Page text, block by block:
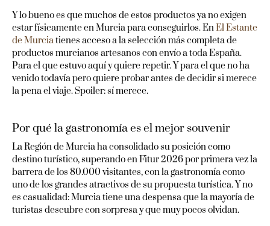
Y lo bueno es que muchos de estos productos ya no exigen
estar físicamente en Murcia para conseguirlos. EnEl Estante
de Murciatienes acceso a la selección más completa de
productos murcianos artesanos con envío a toda España.
Para el que estuvo aquí y quiere repetir. Y para el que no ha
venido todavía pero quiere probar antes de decidir si merece
la pena el viaje. Spoiler: sí merece.
Por qué la gastronomía es el mejor souvenir
La Región de Murcia ha consolidado su posición como
destino turístico, superando en Fitur 2026 por primera vez la
barrera de los 80.000 visitantes, con la gastronomía como
uno de los grandes atractivos de su propuesta turística. Y no
es casualidad: Murcia tiene una despensa que la mayoría de
turistas descubre con sorpresa y que muy pocos olvidan.